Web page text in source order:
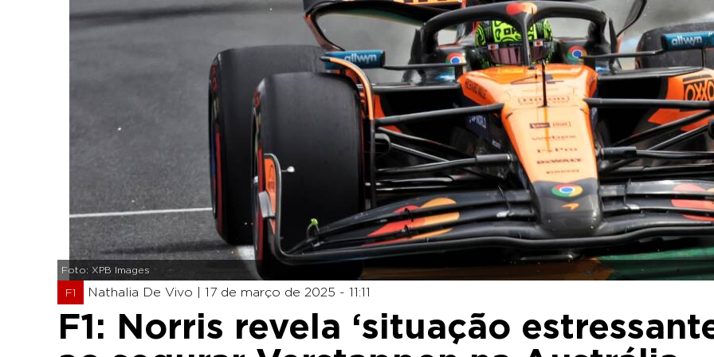
Foto: XPB Images
F1 Nathalia De Vivo | 17 de março de 2025 - 11:11
F1: Norris revela ‘situação